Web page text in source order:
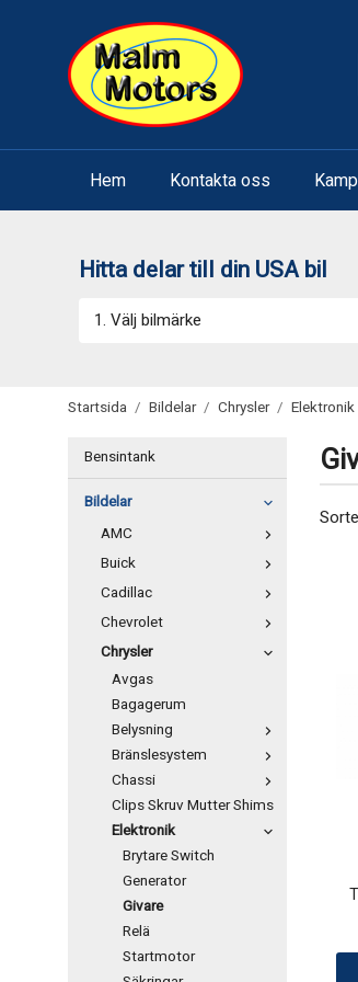
Hem Kontakta oss
Hitta delar till din USA bil
1. Välj bilmärke
Startsida / Bildelar / Chrysler / Elektronik
Bensintank
Bildelar
AMC
Buick
Cadillac
Chevrolet
Chrysler
Avgas
Bagagerum
Belysning
Bränslesystem
Chassi
Clips Skruv Mutter Shims
Elektronik
Brytare Switch
Generator
Givare
Relä
Startmotor